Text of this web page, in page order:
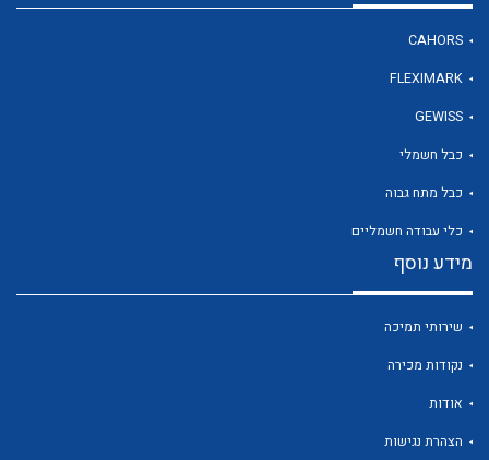
CAHORS
FLEXIMARK
GEWISS
כבל חשמלי
כבל מתח גבוה
כלי עבודה חשמליים
מידע נוסף
שירותי תמיכה
נקודות מכירה
אודות
הצהרת נגישות